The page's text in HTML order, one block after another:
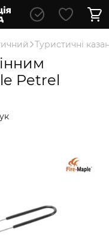
Туристичні
Petrel